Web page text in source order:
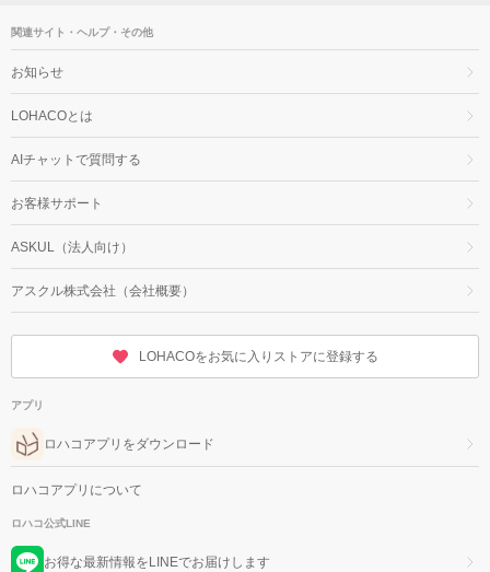
関連サイト・ヘルプ・その他
お知らせ
LOHACOとは
AIチャットで質問する
お客様サポート
ASKUL（法人向け）
アスクル株式会社（会社概要）
LOHACOをお気に入りストアに登録する
アプリ
ロハコアプリをダウンロード
ロハコアプリについて
ロハコ公式LINE
お得な最新情報をLINEでお届けします